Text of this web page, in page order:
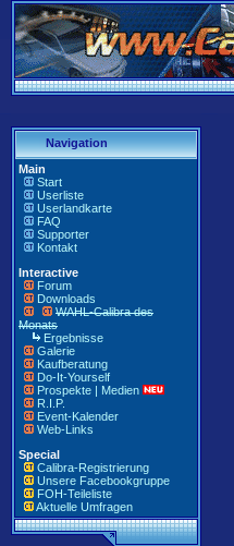
Navigation
Main
Start
Userliste
Userlandkarte
FAQ
Supporter
Kontakt
Interactive
Forum
Downloads
WAHL-Calibra des
Monats
Ergebnisse
Galerie
Kaufberatung
Do-It-Yourself
Prospekte | Medien
R.I.P.
Event-Kalender
Web-Links
Special
Calibra-Registrierung
Unsere Facebookgruppe
FOH-Teileliste
Aktuelle Umfragen